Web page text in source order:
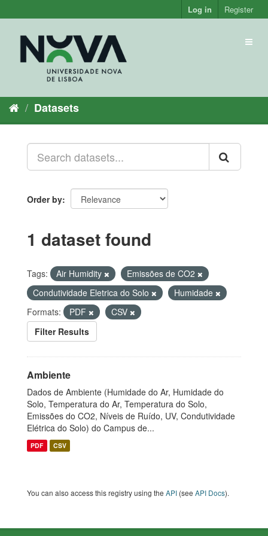
to
Log in Register
Datasets
Order by
1 dataset found
Tags: Air Humidity
Emissões de CO2
Condutividade Eletrica do Solo
Humidade
Formats:
PDF
CSV
Filter Results
Ambiente
Dados de Ambiente (Humidade do Ar, Humidade do
Solo, Temperatura do Ar, Temperatura do Solo,
Emissões do CO2, Níveis de Ruído, UV, Condutividade
Elétrica do Solo) do Campus de...
PDF CSV
You can also access this registry using the API (see API Docs).